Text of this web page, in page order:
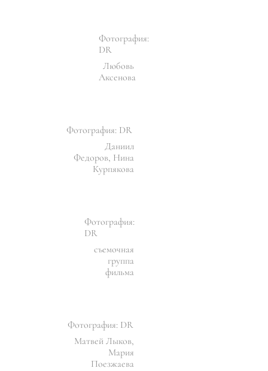
Фотография:
DR
Любовь
Аксенова
Фотография: DR
Даниил
Федоров, Нина
Курпякова
Фотография:
DR
съемочная
группа
фильма
Фотография: DR
Матвей Лыков,
Мария
Поезжаева